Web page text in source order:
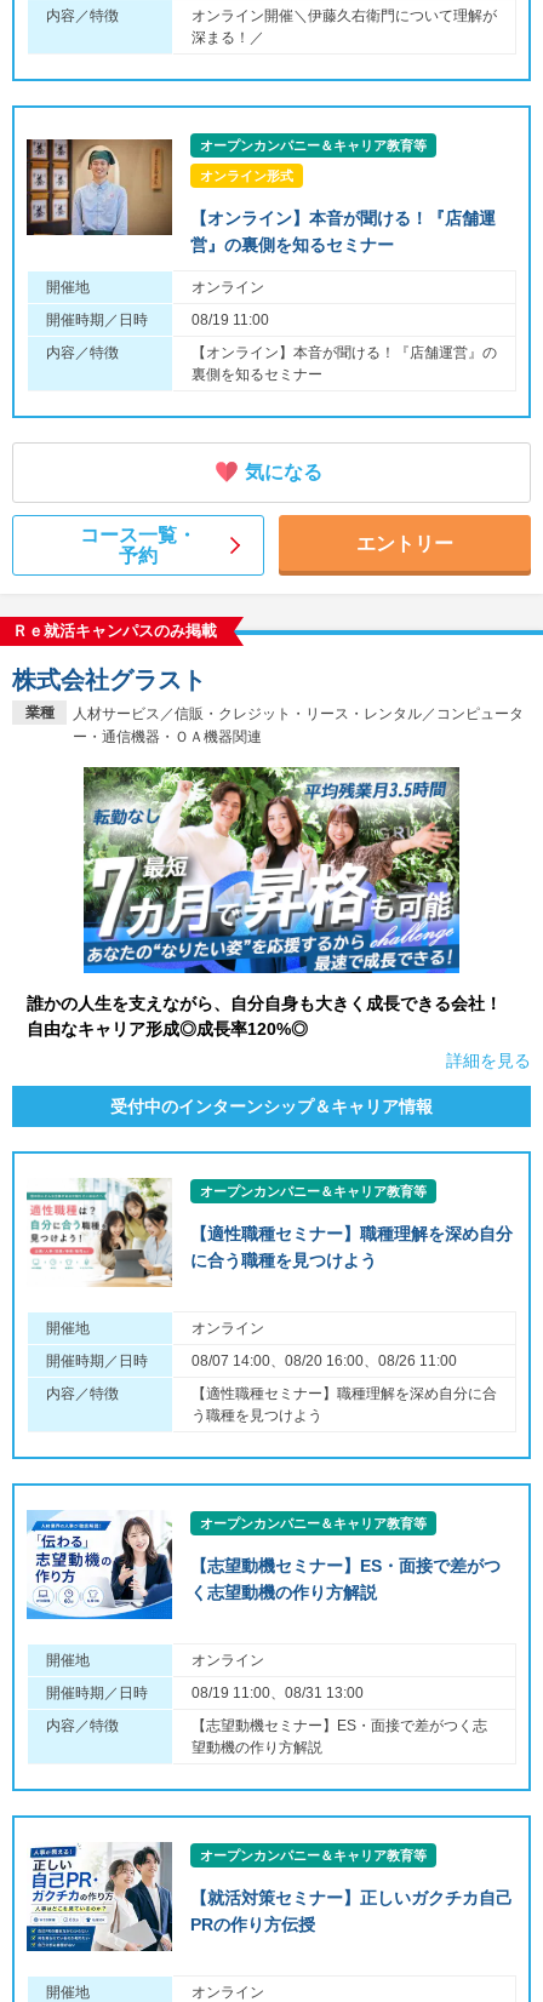
内容／特徴
オンライン開催＼伊藤久右衛門について理解が
深まる！／
オープンカンパニー＆キャリア教育等
オンライン形式
【オンライン】本音が聞ける！『店舗運
営』の裏側を知るセミナー
開催地
オンライン
開催時期／日時
08/19 11:00
内容／特徴
【オンライン】本音が聞ける！『店舗運営』の
裏側を知るセミナー
気になる
コース一覧・
予約
エントリー
Ｒｅ就活キャンパスのみ掲載
業種
人材サービス／信販・クレジット・リース・レンタル／コンピュータ
ー・通信機器・ＯＡ機器関連
株式会社グラスト
誰かの人生を支えながら、自分自身も大きく成長できる会社！
自由なキャリア形成◎成長率120%◎
詳細を見る
受付中のインターンシップ＆キャリア情報
オープンカンパニー＆キャリア教育等
【適性職種セミナー】職種理解を深め自分
に合う職種を見つけよう
開催地
オンライン
開催時期／日時
08/07 14:00、08/20 16:00、08/26 11:00
内容／特徴
【適性職種セミナー】職種理解を深め自分に合
う職種を見つけよう
オープンカンパニー＆キャリア教育等
【志望動機セミナー】ES・面接で差がつ
く志望動機の作り方解説
開催地
オンライン
開催時期／日時
08/19 11:00、08/31 13:00
内容／特徴
【志望動機セミナー】ES・面接で差がつく志
望動機の作り方解説
オープンカンパニー＆キャリア教育等
【就活対策セミナー】正しいガクチカ自己
PRの作り方伝授
開催地
オンライン